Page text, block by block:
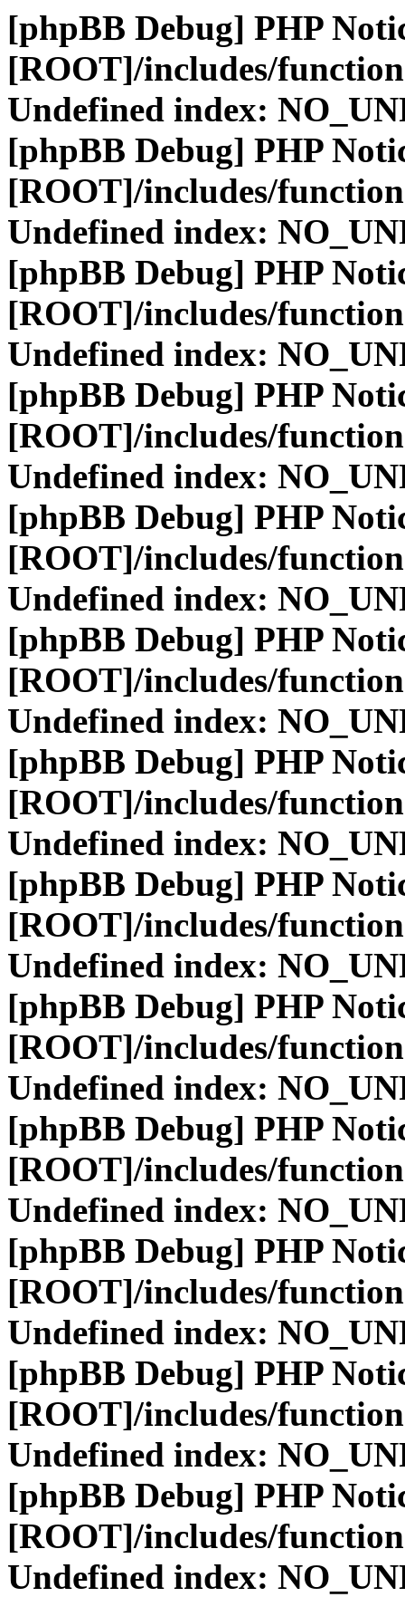
[phpBB Debug] PHP
[ROOT]/includes/
Undefined index:
[phpBB Debug] PHP
[ROOT]/includes/
Undefined index:
[phpBB Debug] PHP
[ROOT]/includes/
Undefined index:
[phpBB Debug] PHP
[ROOT]/includes/
Undefined index:
[phpBB Debug] PHP
[ROOT]/includes/
Undefined index:
[phpBB Debug] PHP
[ROOT]/includes/
Undefined index:
[phpBB Debug] PHP
[ROOT]/includes/
Undefined index:
[phpBB Debug] PHP
[ROOT]/includes/
Undefined index:
[phpBB Debug] PHP
[ROOT]/includes/
Undefined index:
[phpBB Debug] PHP
[ROOT]/includes/
Undefined index:
[phpBB Debug] PHP
[ROOT]/includes/
Undefined index:
[phpBB Debug] PHP
[ROOT]/includes/
Undefined index:
[phpBB Debug] PHP
[ROOT]/includes/
Undefined index: